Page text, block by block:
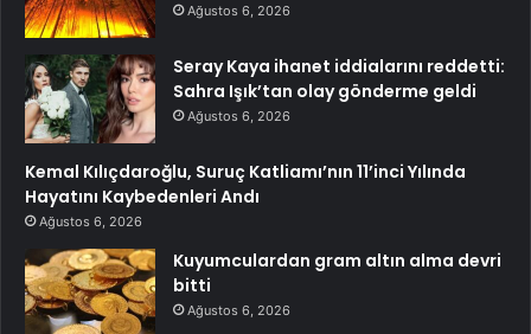
Ağustos 6, 2026
Seray Kaya ihanet iddialarını reddetti:
Sahra Işık’tan olay gönderme geldi
Ağustos 6, 2026
Kemal Kılıçdaroğlu, Suruç Katliamı’nın 11’inci Yılında
Hayatını Kaybedenleri Andı
Ağustos 6, 2026
Kuyumculardan gram altın alma devri
bitti
Ağustos 6, 2026